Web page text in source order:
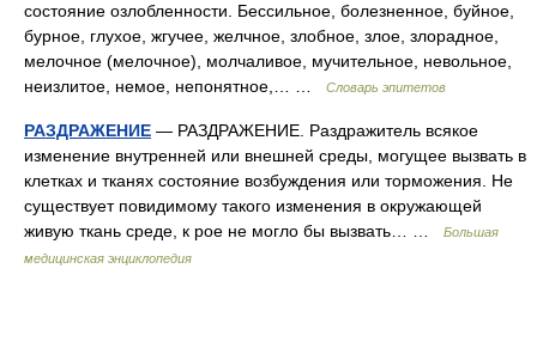
состояние озлобленности. Бессильное, болезненное, буйное,
бурное, глухое, жгучее, желчное, злобное, злое, злорадное,
мелочное (мелочное), молчаливое, мучительное, невольное,
неизлитое, немое, непонятное,… …
Словарь эпитетов
РАЗДРАЖЕНИЕ — РАЗДРАЖЕНИЕ. Раздражитель всякое
изменение внутренней или внешней среды, могущее вызвать в
клетках и тканях состояние возбуждения или торможения. Не
существует повидимому такого изменения в окружающей
живую ткань среде, к рое не могло бы вызвать… …
Большая
медицинская энциклопедия